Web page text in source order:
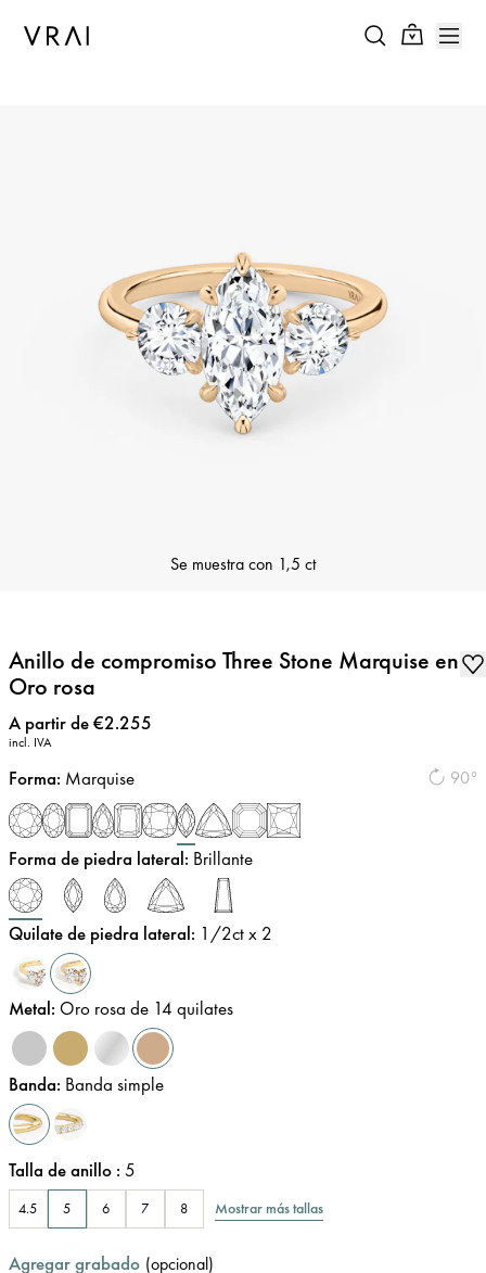
Se muestra con 1,5 ct
Anillo de compromiso Three Stone Marquise en
Oro rosa
Precio:
A partir de €2.255
incl. IVA
90°
Forma: Marquise
Forma de piedra lateral: Brillante
Quilate de piedra lateral: 1/2ct x 2
Metal: Oro rosa de 14 quilates
Banda: Banda simple
Talla de anillo : 5
4.5 5 6 7 8 Mostrar más tallas
Agregar grabado (opcional)